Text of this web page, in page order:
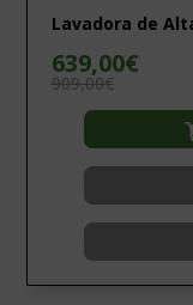
Lavadora de
639,00€
909,00€